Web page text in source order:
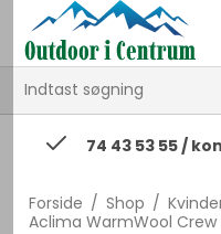
74 43 53 55 /
Forside / Shop /
Aclima WarmWool Crew